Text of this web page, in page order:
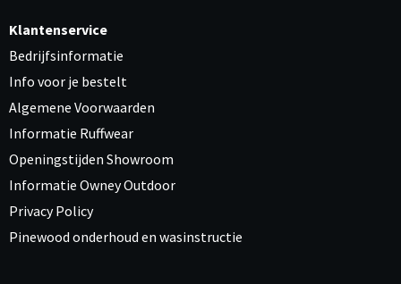
Klantenservice
Bedrijfsinformatie
Info voor je bestelt
Algemene Voorwaarden
Informatie Ruffwear
Openingstijden Showroom
Informatie Owney Outdoor
Privacy Policy
Pinewood onderhoud en wasinstructie